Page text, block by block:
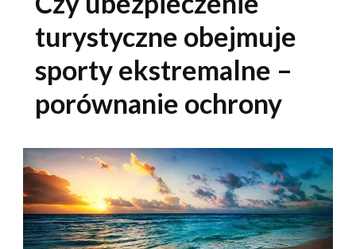
turystyczne obejmuje
sporty ekstremalne –
porównanie ochrony